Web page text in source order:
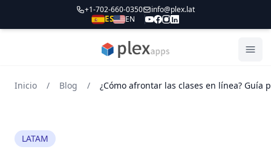
+1-702-660-0350 info@plex.lat
ES EN
PLEXapps
Inicio / Blog /
LATAM